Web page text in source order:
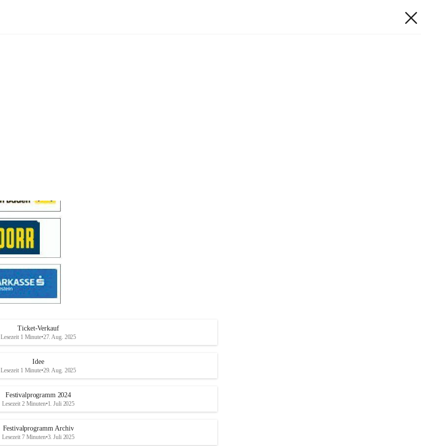
Ticket-Verkauf
Lesezeit 1 Minute•27. Aug. 2025
Idee
Lesezeit 1 Minute•29. Aug. 2025
Festivalprogramm 2024
Lesezeit 2 Minuten•1. Juli 2025
Festivalprogramm Archiv
Lesezeit 7 Minuten•3. Juli 2025